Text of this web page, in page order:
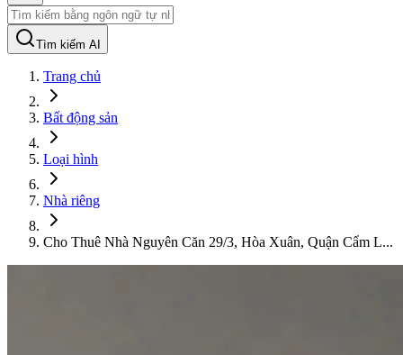
Tìm kiếm AI
Trang chủ
Bất động sản
Loại hình
Nhà riêng
Cho Thuê Nhà Nguyên Căn 29/3, Hòa Xuân, Quận Cẩm L...